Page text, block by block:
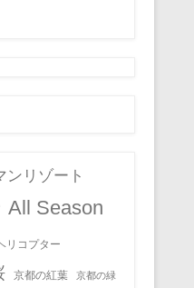
ンリゾート
All Season
リコプター
京都の紅葉 京都の緑